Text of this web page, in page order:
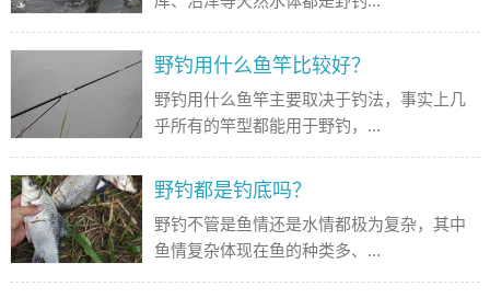
野钓用什么鱼竿比较好？
野钓用什么鱼竿主要取决于钓法，事实上几
乎所有的竿型都能用于野钓，...
野钓都是钓底吗？
野钓不管是鱼情还是水情都极为复杂，其中
鱼情复杂体现在鱼的种类多、...